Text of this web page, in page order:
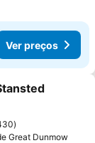
Ver preços
Great Dunmow